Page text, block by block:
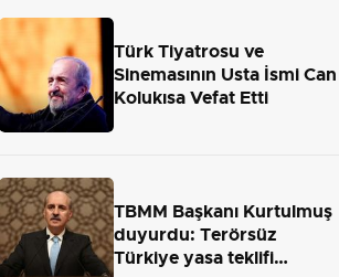
Türk Tiyatrosu ve
Sinemasının Usta İsmi Can
Kolukısa Vefat Etti
TBMM Başkanı Kurtulmuş
duyurdu: Terörsüz
Türkiye yasa teklifi